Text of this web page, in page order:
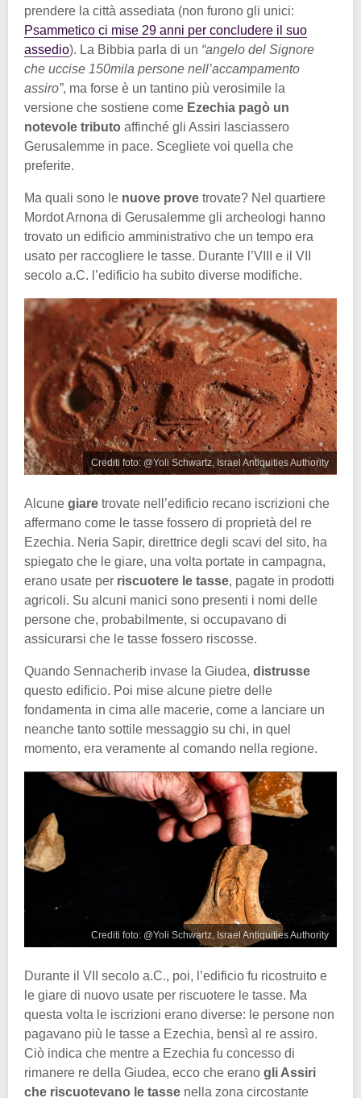
prendere la città assediata (non furono gli unici:
Psammetico ci mise 29 anni per concludere il suo
assedio). La Bibbia parla di un “angelo del Signore
che uccise 150mila persone nell’accampamento
assiro”, ma forse è un tantino più verosimile la
versione che sostiene come Ezechia pagò un
notevole tributo affinché gli Assiri lasciassero
Gerusalemme in pace. Scegliete voi quella che
preferite.
Ma quali sono le nuove prove trovate? Nel quartiere
Mordot Arnona di Gerusalemme gli archeologi hanno
trovato un edificio amministrativo che un tempo era
usato per raccogliere le tasse. Durante l’VIII e il VII
secolo a.C. l’edificio ha subito diverse modifiche.
Crediti foto: @Yoli Schwartz, Israel Antiquities Authority
Alcune giare trovate nell’edificio recano iscrizioni che
affermano come le tasse fossero di proprietà del re
Ezechia. Neria Sapir, direttrice degli scavi del sito, ha
spiegato che le giare, una volta portate in campagna,
erano usate per riscuotere le tasse, pagate in prodotti
agricoli. Su alcuni manici sono presenti i nomi delle
persone che, probabilmente, si occupavano di
assicurarsi che le tasse fossero riscosse.
Quando Sennacherib invase la Giudea, distrusse
questo edificio. Poi mise alcune pietre delle
fondamenta in cima alle macerie, come a lanciare un
neanche tanto sottile messaggio su chi, in quel
momento, era veramente al comando nella regione.
Crediti foto: @Yoli Schwartz, Israel Antiquities Authority
Durante il VII secolo a.C., poi, l’edificio fu ricostruito e
le giare di nuovo usate per riscuotere le tasse. Ma
questa volta le iscrizioni erano diverse: le persone non
pagavano più le tasse a Ezechia, bensì al re assiro.
Ciò indica che mentre a Ezechia fu concesso di
rimanere re della Giudea, ecco che erano gli Assiri
che riscuotevano le tasse nella zona circostante